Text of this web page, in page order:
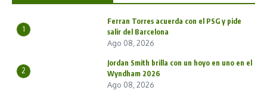
1
Ferran Torres acuerda con el PSG y pide
salir del Barcelona
Ago 08, 2026
2
Jordan Smith brilla con un hoyo en uno en el
Wyndham 2026
Ago 08, 2026